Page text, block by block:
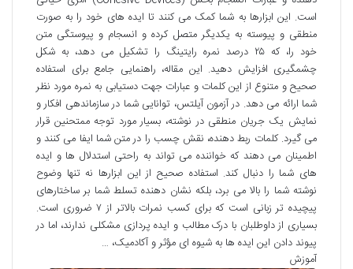
است. این ابزارها به شما کمک می کنند تا ایده های خود را به صورت
منطقی و پیوسته به یکدیگر متصل کرده و انسجام و پیوستگی متن
خود را، که ۲۵ درصد نمره رایتینگ را تشکیل می دهد، به شکل
چشمگیری افزایش دهید. این مقاله، راهنمایی جامع برای استفاده
صحیح و متنوع از این کلمات و عبارات جهت دستیابی به نمره مورد نظر
شما ارائه می دهد. در آزمون آیلتس، توانایی شما در سازماندهی افکار و
نمایش یک جریان منطقی در نوشته، بسیار مورد توجه ممتحنین قرار
می گیرد. کلمات ربط دهنده، نقش چسب را در متن شما ایفا می کنند و
اطمینان می دهند که خواننده می تواند به راحتی استدلال ها و ایده
های شما را دنبال کند. استفاده صحیح از این ابزارها نه تنها وضوح
نوشته شما را بالا می برد، بلکه نشان دهنده تسلط شما بر ساختارهای
پیچیده تر زبانی است که برای کسب نمرات بالاتر از ۷ ضروری است.
بسیاری از داوطلبان با درک مطالب و ایده پردازی مشکلی ندارند، اما در
پیوند دادن این ایده ها به شیوه ای مؤثر و آکادمیک، …
آموزش